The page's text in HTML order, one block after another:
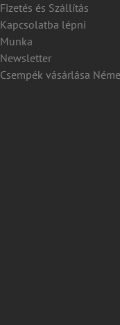
Fizetés és Szállítás
Kapcsolatba lépni
Munka
Newsletter
Csempék vásárlása